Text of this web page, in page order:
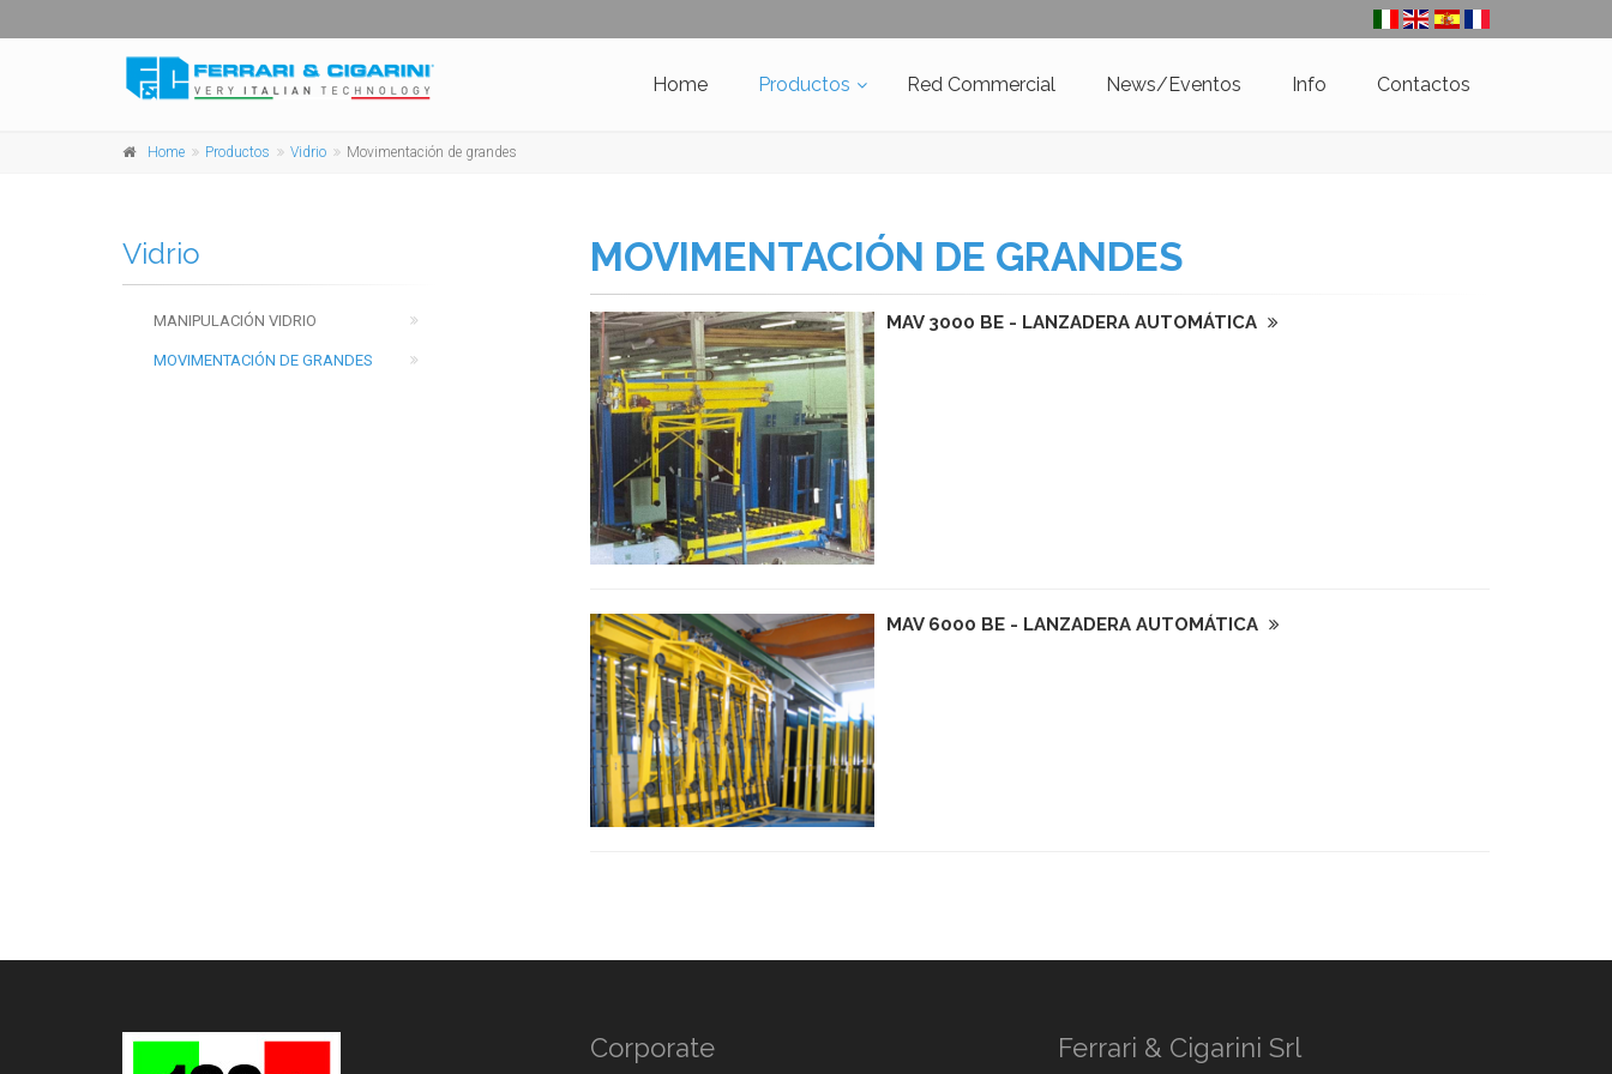
Home Productos Red Commercial News/Eventos Info Contactos
Home Productos Vidrio Movimentación de grandes
MOVIMENTACIÓN DE GRANDES
MAV 3000 BE - LANZADERA AUTOMÁTICA
MAV 6000 BE - LANZADERA AUTOMÁTICA
Vidrio
MANIPULACIÓN VIDRIO
MOVIMENTACIÓN DE GRANDES
Corporate Ferrari & Cigarini Srl